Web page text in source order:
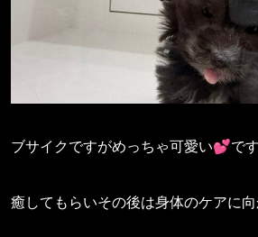
ブサイクですがめっちゃ可愛い💕で
癒してもらいその後は身体のケアに